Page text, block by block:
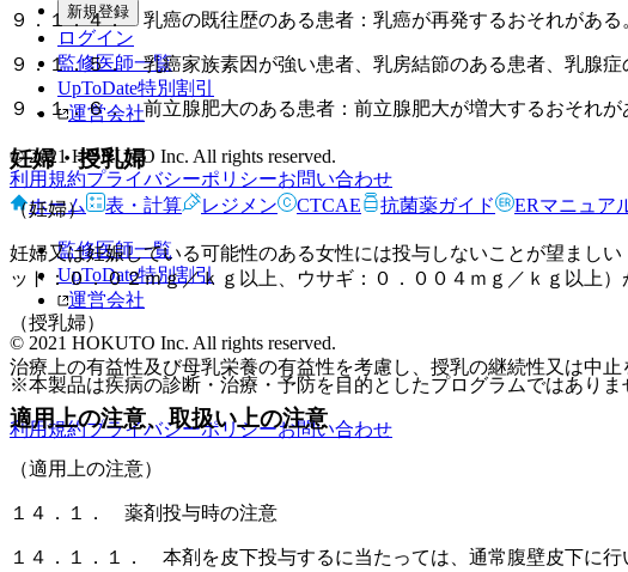
９．１．４． 乳癌の既往歴のある患者：乳癌が再発するおそれがある
９．１．５． 乳癌家族素因が強い患者、乳房結節のある患者、乳腺
９．１．６． 前立腺肥大のある患者：前立腺肥大が増大するおそれが
妊婦・授乳婦
（妊婦）
妊婦又は妊娠している可能性のある女性には投与しないことが望まし
ット：０．０２ｍｇ／ｋｇ以上、ウサギ：０．００４ｍｇ／ｋｇ以上）
（授乳婦）
治療上の有益性及び母乳栄養の有益性を考慮し、授乳の継続性又は中止
適用上の注意、取扱い上の注意
（適用上の注意）
１４．１． 薬剤投与時の注意
１４．１．１． 本剤を皮下投与するに当たっては、通常腹壁皮下に
新規登録
ログイン
監修医師一覧
UpToDate特別割引
運営会社
© 2021 HOKUTO Inc. All rights reserved.
利用規約プライバシーポリシーお問い合わせ
ホーム
表・計算 レジメン CTCAE 抗菌薬ガイド ERマニュア
監修医師一覧
UpToDate特別割引
運営会社
© 2021 HOKUTO Inc. All rights reserved.
※本製品は疾病の診断・治療・予防を目的としたプログラムではありま
利用規約プライバシーポリシーお問い合わせ